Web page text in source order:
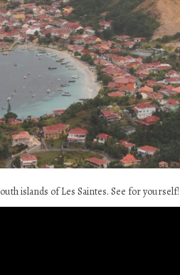
islands of Les Saintes. See for yourself!